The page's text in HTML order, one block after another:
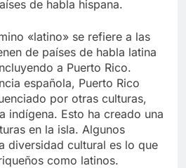
de habla hispana.
«latino» se refiere a las
de países de habla latina
a Puerto Rico.
española, Puerto Rico
por otras culturas,
indígena. Esto ha creado una
en la isla. Algunos
diversidad cultural es lo que
como latinos.